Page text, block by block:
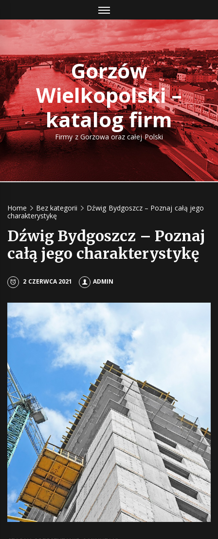
to
content
Gorzów
Wielkopolski –
katalog firm
Firmy z Gorzowa oraz całej Polski
Home Bez kategorii
Dźwig Bydgoszcz – Poznaj całą jego
charakterystykę
Dźwig Bydgoszcz – Poznaj
całą jego charakterystykę
2 CZERWCA 2021 ADMIN